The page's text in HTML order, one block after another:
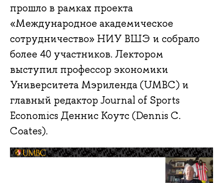
прошло в рамках проекта
«Международное академическое
сотрудничество» НИУ ВШЭ и собрало
более 40 участников. Лектором
выступил профессор экономики
Университета Мэриленда (UMBC) и
главный редактор Journal of Sports
Economics Деннис Коутс (Dennis C.
Coates).